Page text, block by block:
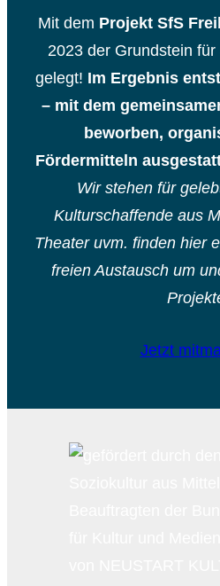
Mit dem Projekt SfS
2023 der Grundstein für
gelegt! Im Ergebnis
– mit dem
beworben,
Fördermitteln
Wir stehen für
Kulturschaffende aus
Theater uvm. finden hier
freien Austausch um
Jetzt